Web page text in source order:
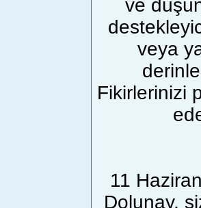
ve
veya
Fikirlerinizi
11
Dolunay,